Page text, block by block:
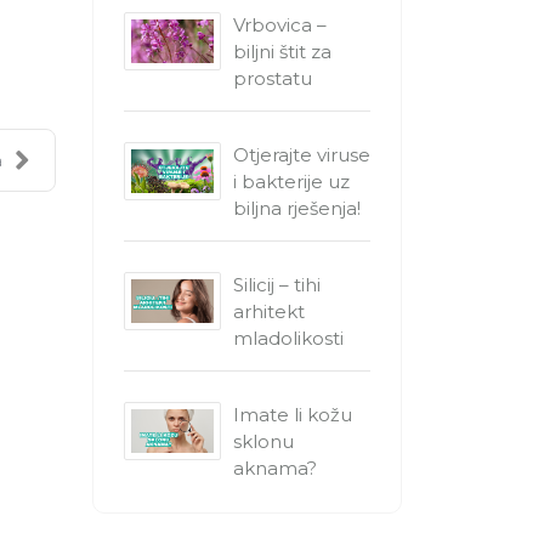
Vrbovica –
biljni štit za
prostatu
Otjerajte viruse
i bakterije uz
biljna rješenja!
Silicij – tihi
arhitekt
mladolikosti
Imate li kožu
sklonu
aknama?